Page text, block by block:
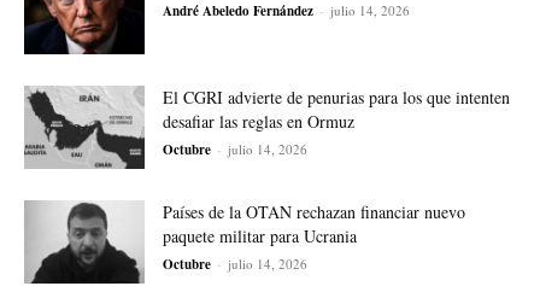
André Abeledo Fernández - julio 14, 2026
El CGRI advierte de penurias para los que intenten
desafiar las reglas en Ormuz
Octubre - julio 14, 2026
Países de la OTAN rechazan financiar nuevo
paquete militar para Ucrania
Octubre - julio 14, 2026